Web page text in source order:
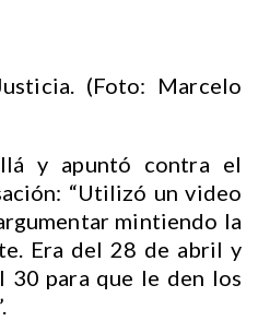
(Foto: Marcelo
y apuntó contra el
“Utilizó un video
mintiendo la
Era del 28 de abril y
30 para que le den los